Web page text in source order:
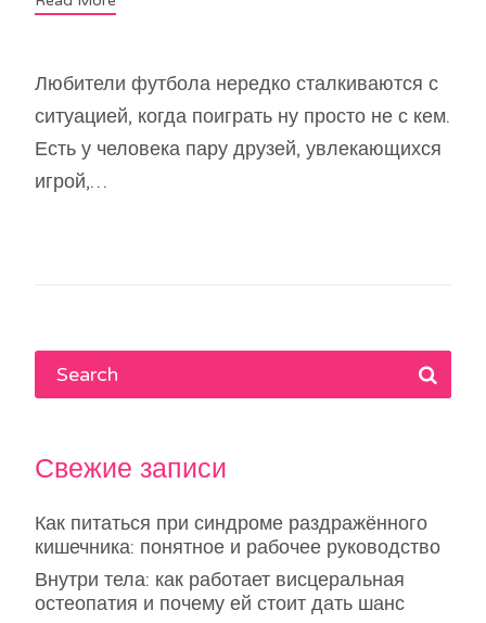
Любители футбола нередко сталкиваются с
ситуацией, когда поиграть ну просто не с кем.
Есть у человека пару друзей, увлекающихся
игрой,…
Свежие записи
Как питаться при синдроме раздражённого
кишечника: понятное и рабочее руководство
Внутри тела: как работает висцеральная
остеопатия и почему ей стоит дать шанс